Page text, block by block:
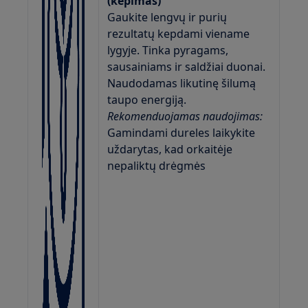
Gaukite lengvų ir purių
rezultatų kepdami viename
lygyje. Tinka pyragams,
sausainiams ir saldžiai duonai.
Naudodamas likutinę šilumą
taupo energiją.
Rekomenduojamas naudojimas:
Gamindami dureles laikykite
uždarytas, kad orkaitėje
nepaliktų drėgmės